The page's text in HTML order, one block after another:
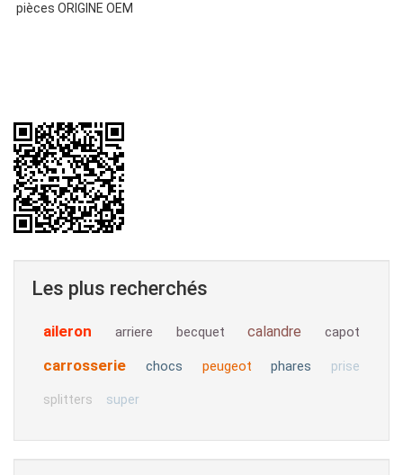
pièces ORIGINE OEM
Les plus recherchés
aileron arriere becquet calandre capot
carrosserie chocs peugeot phares prise
splitters super